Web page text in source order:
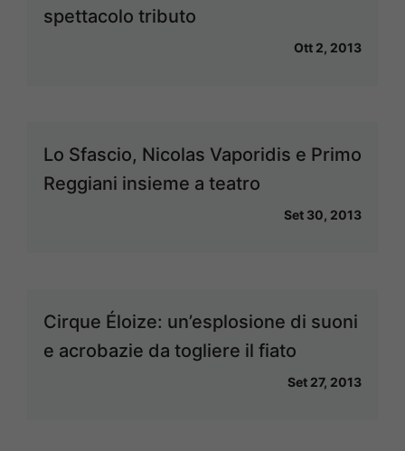
spettacolo tributo
Ott 2, 2013
Lo Sfascio, Nicolas Vaporidis e Primo
Reggiani insieme a teatro
Set 30, 2013
Cirque Éloize: un’esplosione di suoni
e acrobazie da togliere il fiato
Set 27, 2013